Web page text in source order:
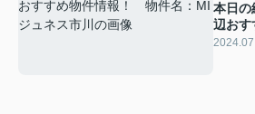
本日の
辺お
名：MI